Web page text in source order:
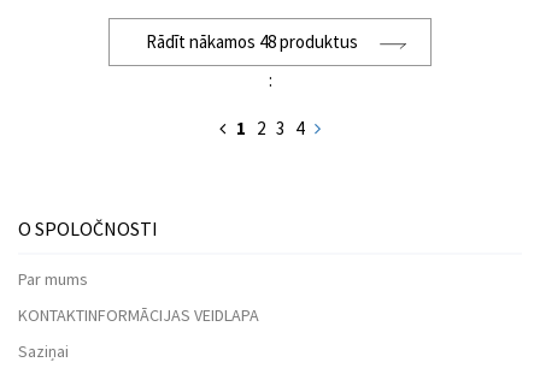
Rādīt nākamos 48 produktus
:
1 2 3 4
O SPOLOČNOSTI
Par mums
KONTAKTINFORMĀCIJAS VEIDLAPA
Saziņai